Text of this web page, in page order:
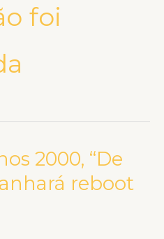
foi
2000, “De
reboot